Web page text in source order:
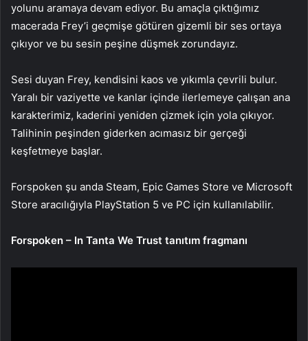
yolunu aramaya devam ediyor. Bu amaçla çıktığımız
macerada Frey’i geçmişe götüren gizemli bir ses ortaya
çıkıyor ve bu sesin peşine düşmek zorundayız.
Sesi duyan Frey, kendisini kaos ve yıkımla çevrili bulur.
Yaralı bir vaziyette ve kanlar içinde ilerlemeye çalışan ana
karakterimiz, kaderini yeniden çizmek için yola çıkıyor.
Talihinin peşinden giderken acımasız bir gerçeği
keşfetmeye başlar.
Forspoken şu anda Steam, Epic Games Store ve Microsoft
Store aracılığıyla PlayStation 5 ve PC için kullanılabilir.
Forspoken – In Tanta We Trust tanıtım fragmanı